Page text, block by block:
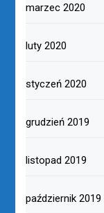
marzec 2020
luty 2020
styczeń 2020
grudzień 2019
listopad 2019
październik 2019